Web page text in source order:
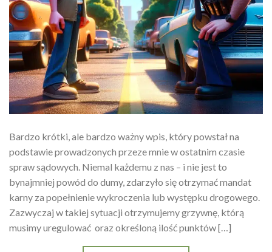
Bardzo krótki, ale bardzo ważny wpis, który powstał na
podstawie prowadzonych przeze mnie w ostatnim czasie
spraw sądowych. Niemal każdemu z nas – i nie jest to
bynajmniej powód do dumy, zdarzyło się otrzymać mandat
karny za popełnienie wykroczenia lub występku drogowego.
Zazwyczaj w takiej sytuacji otrzymujemy grzywnę, którą
musimy uregulować oraz określoną ilość punktów […]